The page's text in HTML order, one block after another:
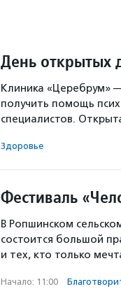
День открытых
Клиника «Церебрум»
получить помощь
специалистов.
Здоровье
Фестиваль
В Ропшинском
состоится большой
и тех, кто только
Начало: 11:00 ·